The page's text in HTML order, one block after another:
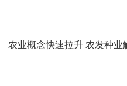
农业概念快速拉升 农发种业